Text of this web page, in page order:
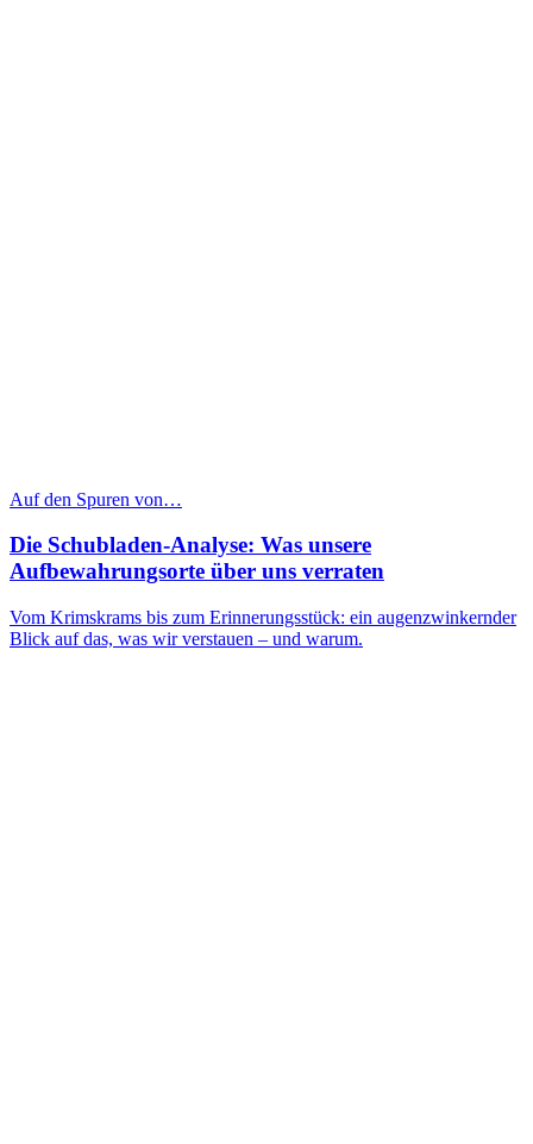
Auf den Spuren von…
Die Schubladen-Analyse: Was unsere
Aufbewahrungsorte über uns verraten
Vom Krimskrams bis zum Erinnerungsstück: ein augenzwinkernder
Blick auf das, was wir verstauen – und warum.